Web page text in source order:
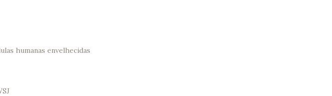
humanas envelhecidas